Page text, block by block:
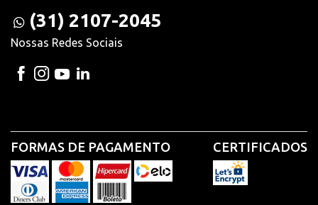
(31) 2107-2045
Nossas Redes Sociais
FORMAS DE PAGAMENTO CERTIFICADOS